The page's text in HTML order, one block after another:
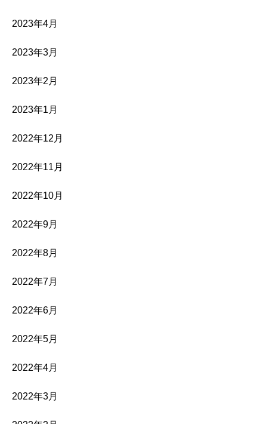
2023年4月
2023年3月
2023年2月
2023年1月
2022年12月
2022年11月
2022年10月
2022年9月
2022年8月
2022年7月
2022年6月
2022年5月
2022年4月
2022年3月